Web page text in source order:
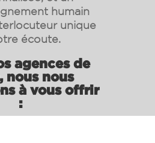
humain
unique
écoute.
agences de
nous nous
à vous offrir
: